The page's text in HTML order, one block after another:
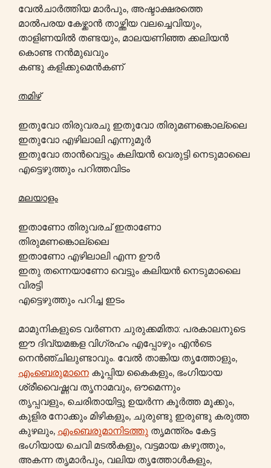
വേൽചാർത്തിയ മാർപും, അഷ്ടാക്ഷരത്തെ
മാൽപരയ കേഴ്ക്കാൻ താഴ്ത്തിയ വലച്ചെവിയും,
താളിണയിൽ തണ്ടയും, മാലയണിഞ്ഞ ക്കലിയൻ
കൊണ്ട നൻമുഖവും
കണ്ടു കളിക്കുമെൻകണ്
തമിഴ്
ഇതുവോ തിരുവരചു ഇതുവോ തിരുമണങ്കൊല്ലൈ
ഇതുവോ എഴിലാലി എന്നുമൂർ
ഇതുവോ താൻവെട്ടും കലിയൻ വെരുട്ടി നെടുമാലൈ
എട്ടെഴുത്തും പറിത്തവിടം
മലയാളം
ഇതാണോ തിരുവരച് ഇതാണോ
തിരുമണങ്കൊല്ലൈ
ഇതാണോ എഴിലാലി എന്ന ഊർ
ഇതു തന്നെയാണോ വെട്ടും കലിയൻ നെടുമാലൈ
വിരട്ടി
എട്ടെഴുത്തും പറിച്ച ഇടം
മാമുനികളുടെ വർണന ചുരുക്കമിതാ: പരകാലനുടെ
ഈ ദിവ്യമങ്കള വിഗ്രഹം എപ്പോഴും എൻടെ
നെൻഞ്ചിലുണ്ടാവും. വേൽ താങ്കിയ തൃത്തോളും,
എംബെരുമാനെ കൂപ്പിയ കൈകളും, ഭംഗിയായ
ശ്രീവൈഷ്ണവ തൃനാമവും, ഔമെന്നും
തൃപ്പവളും, ചെരിതായിട്ടു ഉയർന്ന കൂർത്ത മൂക്കും,
കുളിര നോക്കും മിഴികളും, ചുരുണ്ടു ഇരുണ്ടു കരുത്ത
കുഴലും, എംബെരുമാനിടത്തു തൃമന്ത്രം കേട്ട
ഭംഗിയായ ചെവി മടൽകളും, വട്ടമായ കഴുത്തും,
അകന്ന തൃമാർപും, വലിയ തൃത്തോൾകളും,